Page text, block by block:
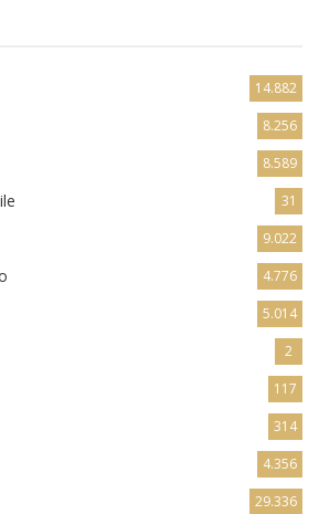
14.882
8.256
8.589
31
9.022
4.776
5.014
2
117
314
4.356
29.336